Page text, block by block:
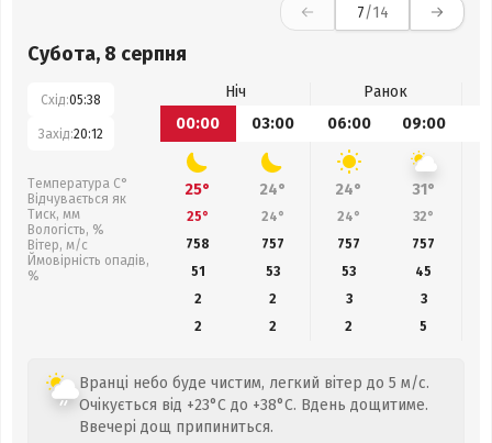
7/14
Субота, 8 серпня
Схід:05:38
Захід:20:12
Температура С°
Відчувається як
Тиск, мм
Вологість, %
Вітер, м/с
Ймовірність опадів,
%
Ніч
Ранок
00:00
03:00 06:00 09:00
25° 24° 24° 31°
25° 24° 24° 32°
758
757 757 757
51
53 53 45
2
2 3
3
2
2 2 5
Вранці небо буде чистим, легкий вітер до 5 м/с.
Очікується від +23°C до +38°C. Вдень дощитиме.
Ввечері дощ припиниться.